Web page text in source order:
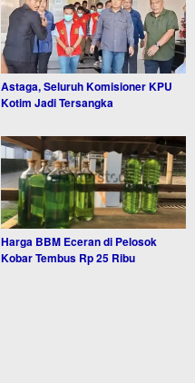
Astaga, Seluruh Komisioner KPU
Kotim Jadi Tersangka
Harga BBM Eceran di Pelosok
Kobar Tembus Rp 25 Ribu